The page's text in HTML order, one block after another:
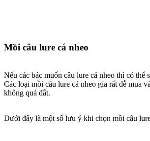
Mồi câu lure cá nheo
Nếu các bác muốn câu lure cá nheo thì có thể
Các loại mồi câu lure cá nheo giả rất dễ mua
không quá đắt.
Dưới đây là một số lưu ý khi chọn mồi câu